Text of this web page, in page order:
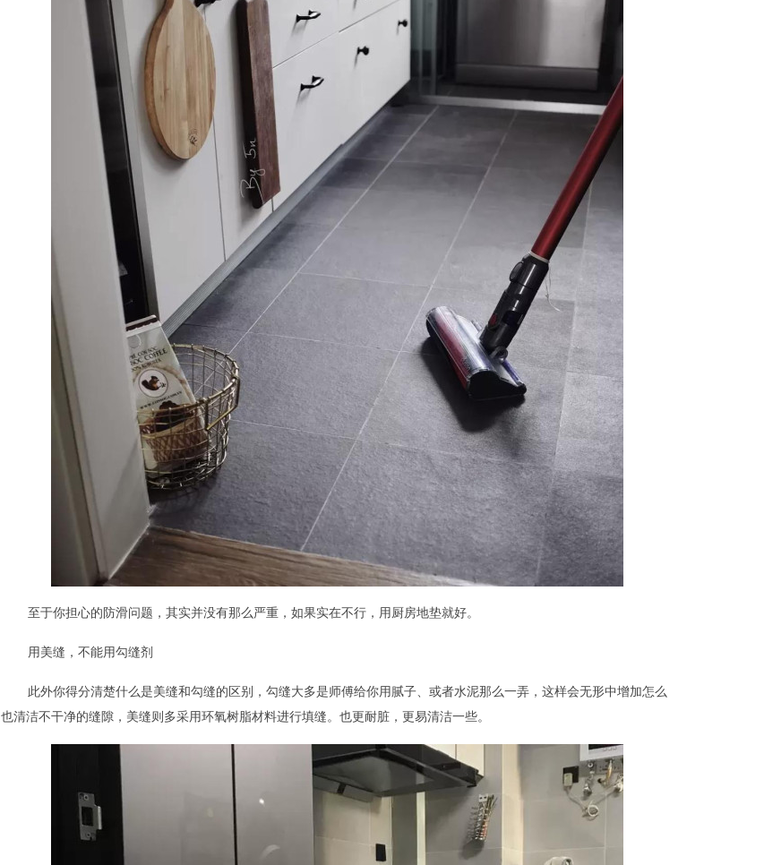
至于你担心的防滑问题，其实并没有那么严重，如果实在不行，用厨房地垫就好。
用美缝，不能用勾缝剂
此外你得分清楚什么是美缝和勾缝的区别，勾缝大多是师傅给你用腻子、或者水泥那么一弄，这样会无形中增加怎么
也清洁不干净的缝隙，美缝则多采用环氧树脂材料进行填缝。也更耐脏，更易清洁一些。